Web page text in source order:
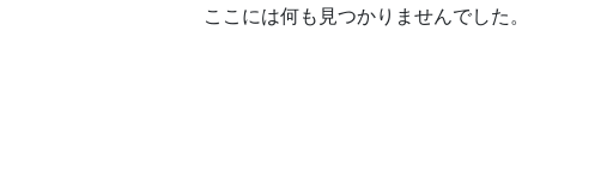
ここには何も見つかりませんでした。